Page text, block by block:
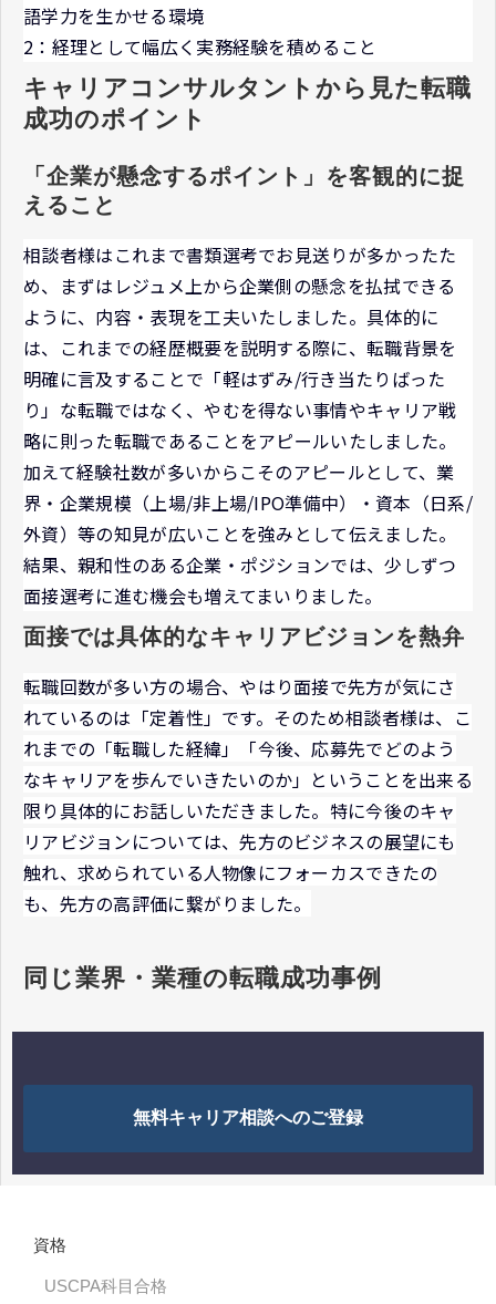
語学力を生かせる環境
2：経理として幅広く実務経験を積めること
キャリアコンサルタントから見た転職
成功のポイント
「企業が懸念するポイント」を客観的に捉
えること
相談者様はこれまで書類選考でお見送りが多かったた
め、まずはレジュメ上から企業側の懸念を払拭できる
ように、内容・表現を工夫いたしました。具体的に
は、これまでの経歴概要を説明する際に、転職背景を
明確に言及することで「軽はずみ/行き当たりばった
り」な転職ではなく、やむを得ない事情やキャリア戦
略に則った転職であることをアピールいたしました。
加えて経験社数が多いからこそのアピールとして、業
界・企業規模（上場/非上場/IPO準備中）・資本（日系/
外資）等の知見が広いことを強みとして伝えました。
結果、親和性のある企業・ポジションでは、少しずつ
面接選考に進む機会も増えてまいりました。
面接では具体的なキャリアビジョンを熱弁
転職回数が多い方の場合、やはり面接で先方が気にさ
れているのは「定着性」です。そのため相談者様は、こ
れまでの「転職した経緯」「今後、応募先でどのよう
なキャリアを歩んでいきたいのか」ということを出来る
限り具体的にお話しいただきました。特に今後のキャ
リアビジョンについては、先方のビジネスの展望にも
触れ、求められている人物像にフォーカスできたの
も、先方の高評価に繋がりました。
同じ業界・業種の転職成功事例
無料キャリア相談へのご登録
資格
USCPA科目合格